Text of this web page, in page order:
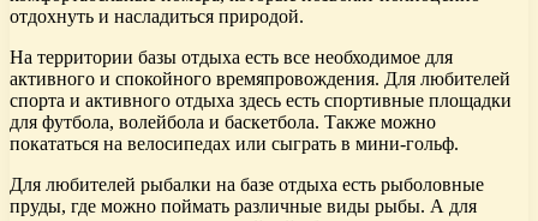
отдохнуть и насладиться природой.
На территории базы отдыха есть все необходимое для
активного и спокойного времяпровождения. Для любителей
спорта и активного отдыха здесь есть спортивные площадки
для футбола, волейбола и баскетбола. Также можно
покататься на велосипедах или сыграть в мини-гольф.
Для любителей рыбалки на базе отдыха есть рыболовные
пруды, где можно поймать различные виды рыбы. А для